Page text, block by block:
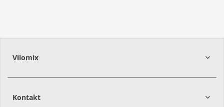
Vilomix
Kontakt